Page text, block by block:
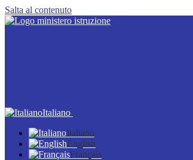
Salta al contenuto
Italiano
Italiano
English
Français